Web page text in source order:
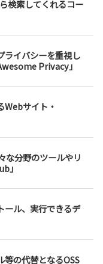
検索してくれるコー
ライバシーを重視し
Privacy」
Webサイト・
な分野のツールやリ
」
ール、実行できるデ
の代替となるOSS